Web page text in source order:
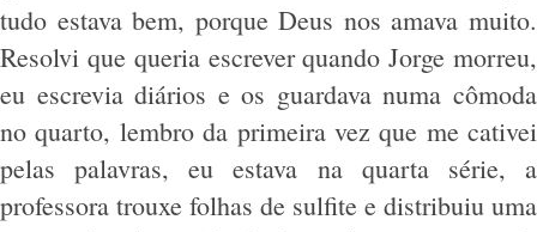
tudo estava bem, porque Deus nos amava muito.
Resolvi que queria escrever quando Jorge morreu,
eu escrevia diários e os guardava numa cômoda
no quarto, lembro da primeira vez que me cativei
pelas palavras, eu estava na quarta série, a
professora trouxe folhas de sulfite e distribuiu uma